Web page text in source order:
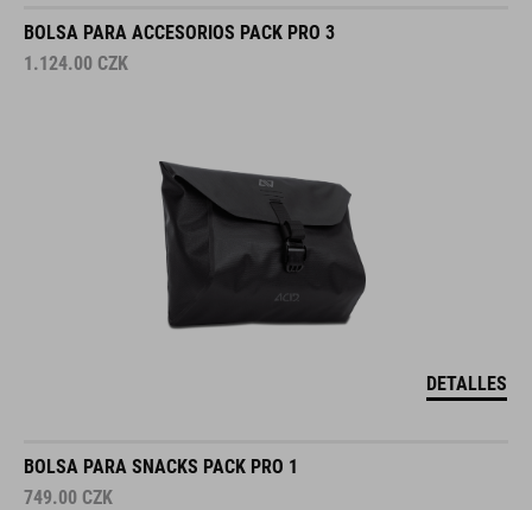
BOLSA PARA ACCESORIOS PACK PRO 3
1.124.00 CZK
DETALLES
BOLSA PARA SNACKS PACK PRO 1
749.00 CZK